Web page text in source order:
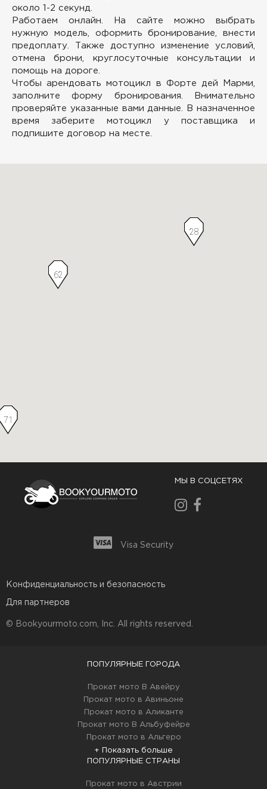
около 1-2 секунд.
Работаем онлайн.
На сайте можно выбрать
нужную модель, оформить бронирование, внести
предоплату. Также доступно изменение условий,
отмена брони, круглосуточные консультации и
помощь на дороге.
Чтобы арендовать мотоцикл в Форте дей Марми,
заполните форму бронирования. Внимательно
проверяйте указанные вами данные. В назначенное
время заберите мотоцикл у поставщика и
подпишите договор на месте.
28
62
71
МЫ В СОЦСЕТЯХ
Visa Security
Конфиденциальность и безопасность
Для партнеров
© Bookyourmoto.com, Inc. All rights reserved.
ПОПУЛЯРНЫЕ ГОРОДА
Прокат мото В Авейру
Прокат мото в Авиньоне
Прокат мото в Аликанте
Прокат мото В Альбуфейре
Прокат мото в Альгеро
+ Показать больше
ПОПУЛЯРНЫЕ СТРАНЫ
Прокат мото в Австрии